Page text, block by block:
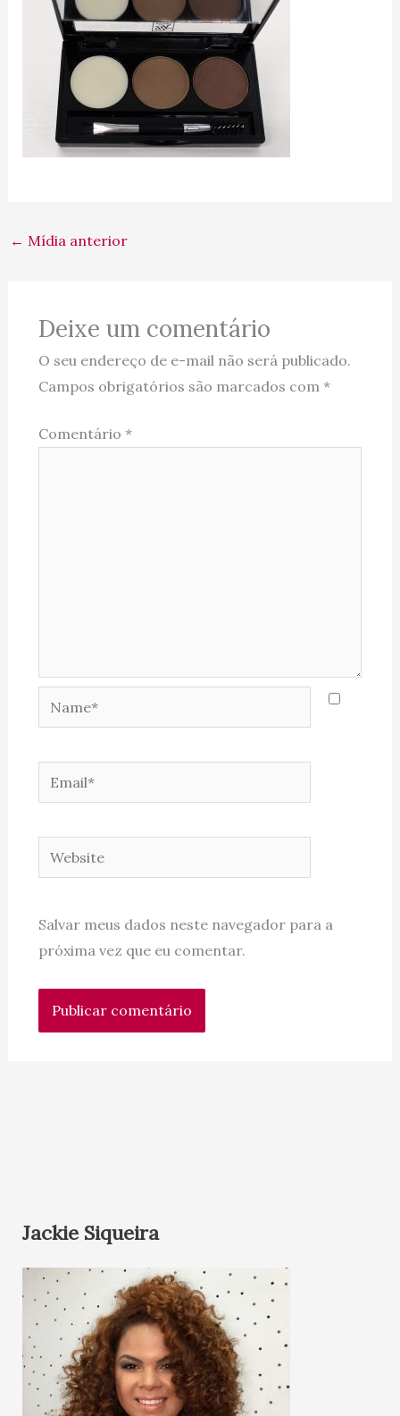
← Mídia anterior
Deixe um comentário
O seu endereço de e-mail não será publicado.
Campos obrigatórios são marcados com *
Comentário *
Name*
Email*
Website
Salvar meus dados neste navegador para a
próxima vez que eu comentar.
Jackie Siqueira